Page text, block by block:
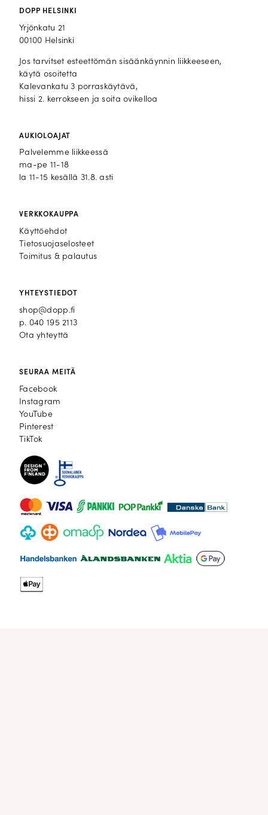
DOPP HELSINKI
Yrjönkatu 21
00100 Helsinki
Jos tarvitset esteettömän sisäänkäynnin liikkeeseen,
käytä osoitetta
Kalevankatu 3 porraskäytävä,
hissi 2. kerrokseen ja soita ovikelloa
AUKIOLOAJAT
Palvelemme liikkeessä
ma-pe 11-18
la 11-15 kesällä 31.8. asti
VERKKOKAUPPA
Käyttöehdot
Tietosuojaselosteet
Toimitus & palautus
YHTEYSTIEDOT
shop@dopp.fi
p. 040 195 2113
Ota yhteyttä
SEURAA MEITÄ
Facebook
Facebook
Instagram
Instagram
YouTube
YouTube
Pinterest
Pinterest
TikTok
TikTok